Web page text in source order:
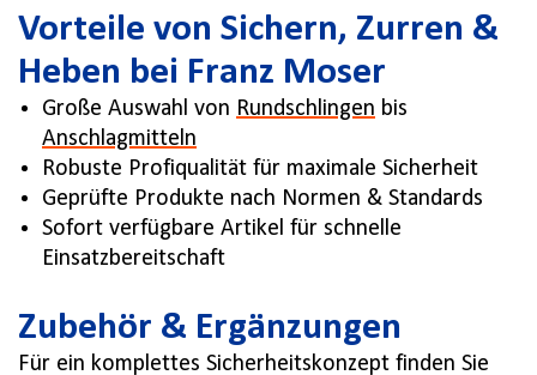
Vorteile von Sichern, Zurren &
Heben bei Franz Moser
Große Auswahl von Rundschlingen bis
Anschlagmitteln
Robuste Profiqualität für maximale Sicherheit
Geprüfte Produkte nach Normen & Standards
Sofort verfügbare Artikel für schnelle
Einsatzbereitschaft
Zubehör & Ergänzungen
Für ein komplettes Sicherheitskonzept finden Sie